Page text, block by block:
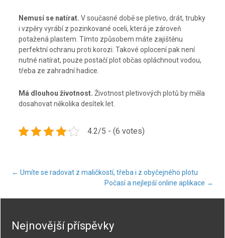
Nemusí se natírat. V současné době se pletivo, drát, trubky
i vzpěry vyrábí z pozinkované oceli, která je zároveň
potažená plastem. Tímto způsobem máte zajištěnu
perfektní ochranu proti korozi. Takové oplocení pak není
nutné natírat, pouze postačí plot občas opláchnout vodou,
třeba ze zahradní hadice.
Má dlouhou životnost. Životnost pletivových plotů by měla
dosahovat několika desítek let.
4.2/5 - (6 votes)
Post
navigation
← Umíte se radovat z maličkostí, třeba i z obyčejného plotu
Počasí a nejlepší online aplikace →
Nejnovější příspěvky